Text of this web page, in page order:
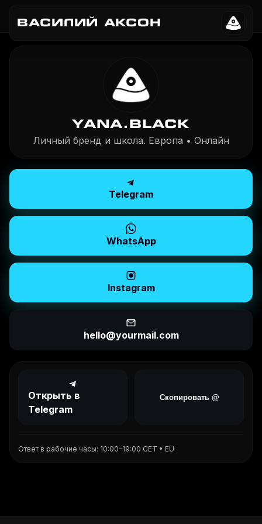
ВАСИЛИЙ АКСОН
YANA.BLACK
Личный бренд и школа. Европа • Онлайн
Telegram
WhatsApp
Instagram
hello@yourmail.com
Открыть в
Telegram
Скопировать @
Ответ в рабочие часы: 10:00–19:00 CET • EU